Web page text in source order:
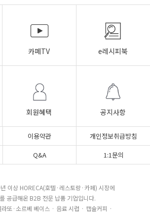
카페TV e레시피북
회원혜택 공지사항
이용약관
개인정보취급방침
Q&A 1:1문의
이상 HORECA(호텔·레스토랑·카페) 시장에
공급해온 B2B 전문 납품 기업입니다.
또·소르베 베이스 · 음료 시럽 · 캡슐커피 ·